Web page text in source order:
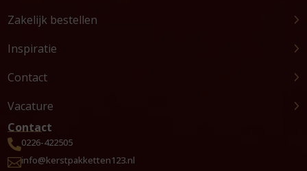
Zakelijk bestellen
Inspiratie
Contact
Vacature
Contact
0226-422505
info@kerstpakketten123.nl